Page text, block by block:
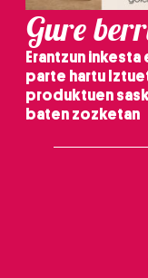
Gure
Erantzun inkesta
parte hartu
produktuen
baten zozketan